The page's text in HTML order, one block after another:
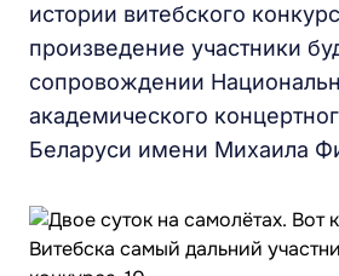
истории витебского
произведение участники
сопровождении
академического
Беларуси имени Михаила